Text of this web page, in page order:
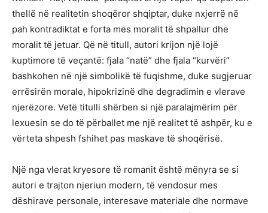
thellë në realitetin shoqëror shqiptar, duke nxjerrë në
pah kontradiktat e forta mes moralit të shpallur dhe
moralit të jetuar. Që në titull, autori krijon një lojë
kuptimore të veçantë: fjala “natë” dhe fjala “kurvëri”
bashkohen në një simbolikë të fuqishme, duke sugjeruar
errësirën morale, hipokrizinë dhe degradimin e vlerave
njerëzore. Vetë titulli shërben si një paralajmërim për
lexuesin se do të përballet me një realitet të ashpër, ku e
vërteta shpesh fshihet pas maskave të shoqërisë.
Një nga vlerat kryesore të romanit është mënyra se si
autori e trajton njeriun modern, të vendosur mes
dëshirave personale, interesave materiale dhe normave